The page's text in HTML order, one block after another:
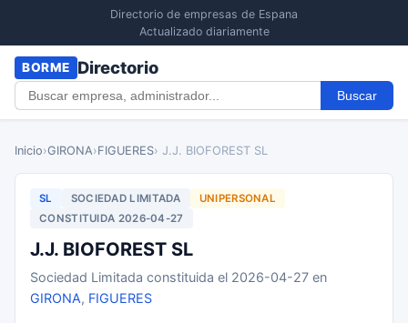
Directorio de empresas de Espana
Actualizado diariamente
BORME Directorio
Buscar
Inicio›GIRONA›FIGUERES› J.J. BIOFOREST SL
SL SOCIEDAD LIMITADA
UNIPERSONAL
CONSTITUIDA 2026-04-27
J.J. BIOFOREST SL
Sociedad Limitada constituida el 2026-04-27 en
GIRONA, FIGUERES